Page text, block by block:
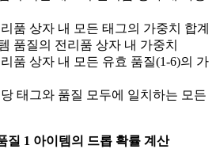
품 상자 내 모든 태그의 가중치 합계
품질의 전리품 상자 내 가중치
품 상자 내 모든 유효 품질(1-6)의 가
태그와 품질 모두에 일치하는 모든
질 1 아이템의 드롭 확률 계산